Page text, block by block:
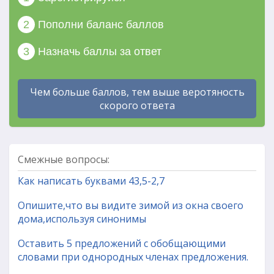
2 Пополни баланс баллов
3 Назначь баллы за ответ
Чем больше баллов, тем выше веротяность
скорого ответа
Смежные вопросы:
Как написать буквами 43,5-2,7
Опишите,что вы видите зимой из окна своего
дома,используя синонимы
Оставить 5 предложений с обобщающими
словами при однородных членах предложения.